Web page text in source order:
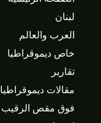
لبنان
العرب والعالم
خاص ديموقراطيا
تقارير
مقالات ديموقراطيا
فوق مقص الرقيب